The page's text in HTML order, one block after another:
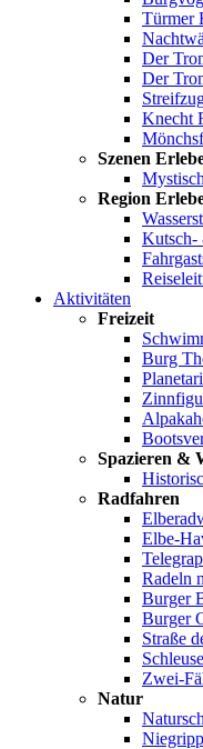
Türmer
Der
Der
Knecht
Szenen
Region
Kutsch-
Aktivitäten
Freizeit
Burg
Spazieren &
Radfahren
Elbe-
Radeln
Burger
Burger
Straße
Zwei-
Natur